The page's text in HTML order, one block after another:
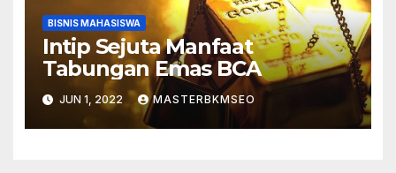
BISNIS MAHASISWA
Intip Sejuta Manfaat
Tabungan Emas BCA
JUN 1, 2022 MASTERBKMSEO